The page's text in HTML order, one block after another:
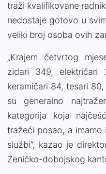
traži kvalifikovane
nedostaje gotovo u
veliki broj osoba ovih
„Krajem četvrtog
zidari 349, električari
keramičari 84, tesari
su generalno
kategorija koja
tražeći posao, a imamo
službi“, kazao je
Zeničko-dobojskog